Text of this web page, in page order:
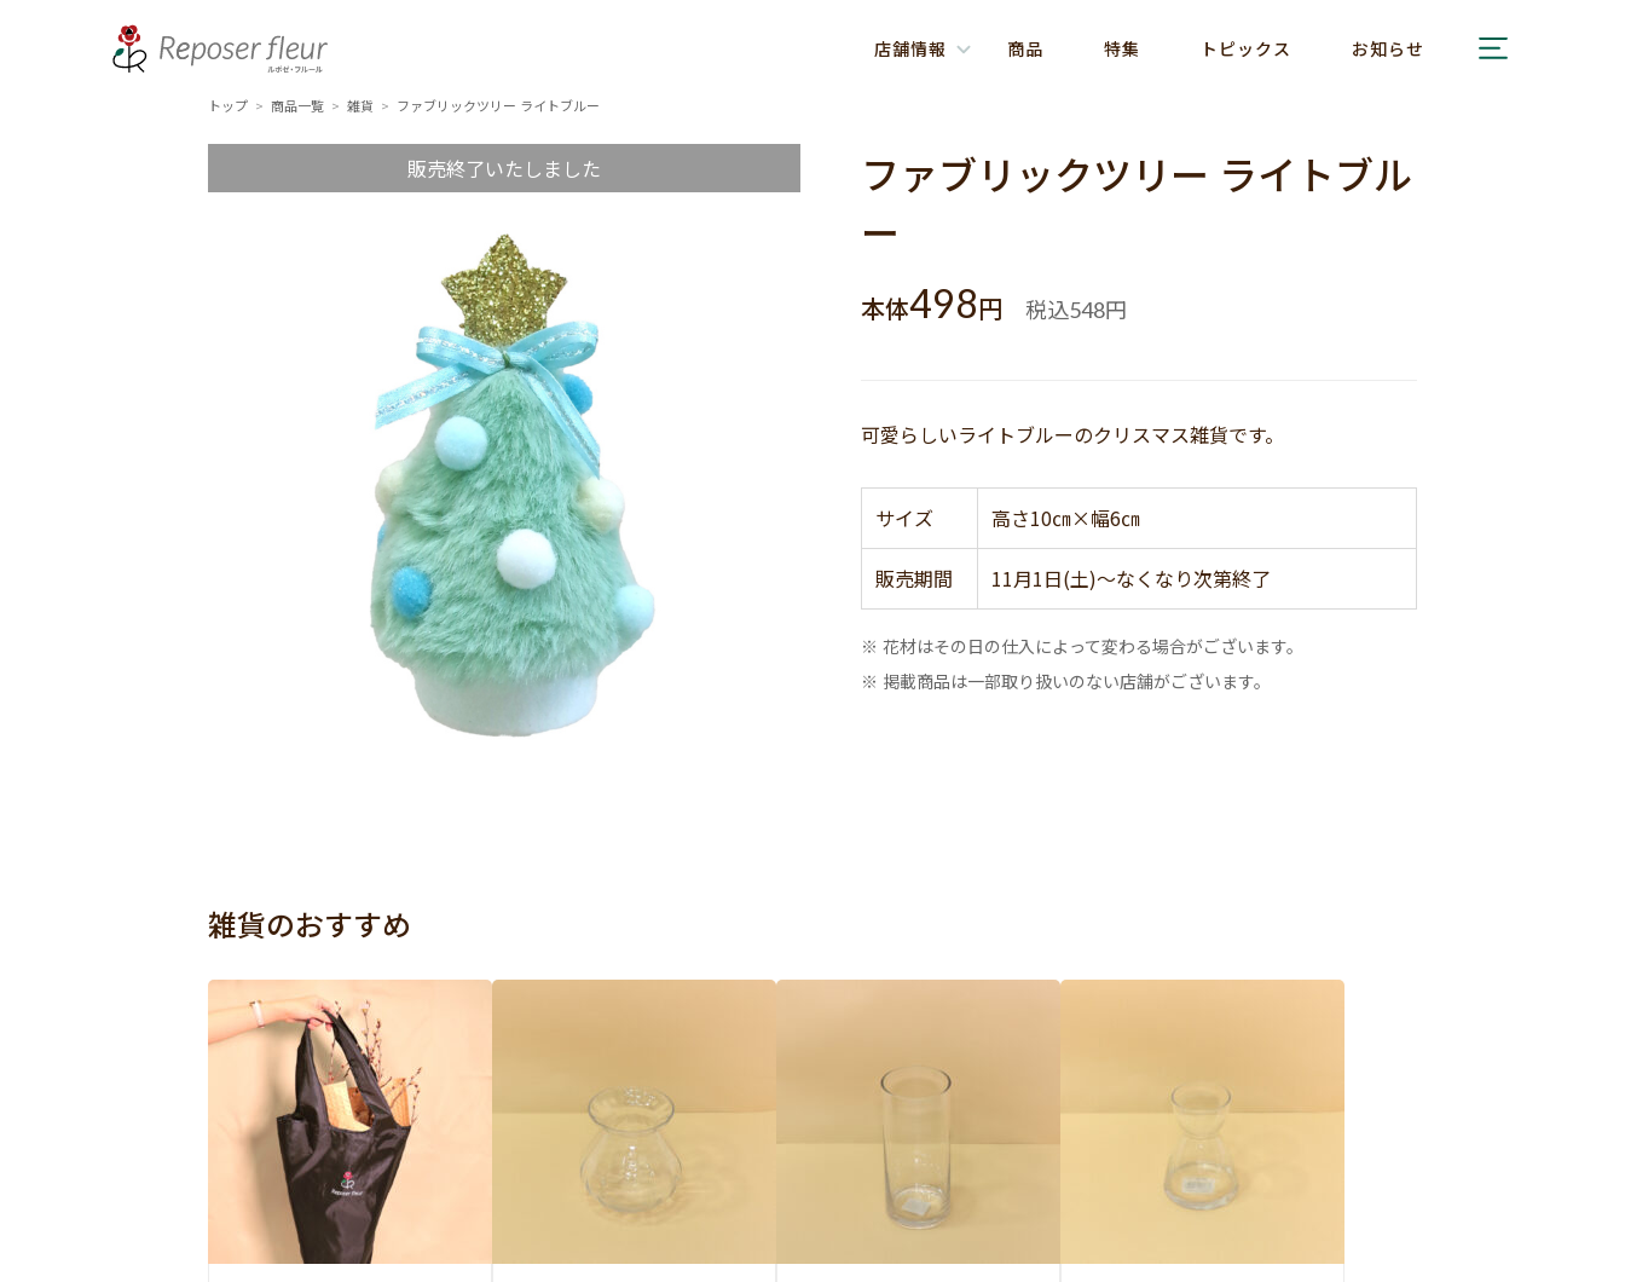
店舗情報 商品 特集 トピックス お知らせ
トップ > 商品一覧 > 雑貨 > ファブリックツリー ライトブルー
販売終了いたしました
ファブリックツリー ライトブル
ー
本体498円 税込548円
可愛らしいライトブルーのクリスマス雑貨です。
サイズ 高さ10㎝×幅6㎝
販売期間 11月1日(土)～なくなり次第終了
※ 花材はその日の仕入によって変わる場合がございます。
※ 掲載商品は一部取り扱いのない店舗がございます。
雑貨のおすすめ